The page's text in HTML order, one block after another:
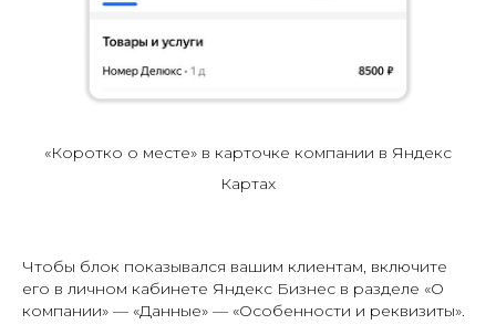
«Коротко о месте» в карточке компании в Яндекс
Картах
Чтобы блок показывался вашим клиентам, включите
его в личном кабинете Яндекс Бизнес в разделе «О
компании» — «Данные» — «Особенности и реквизиты».